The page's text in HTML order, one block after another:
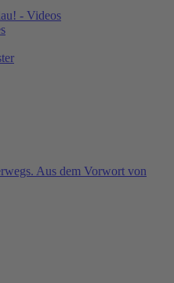
- Videos
Aus dem Vorwort von